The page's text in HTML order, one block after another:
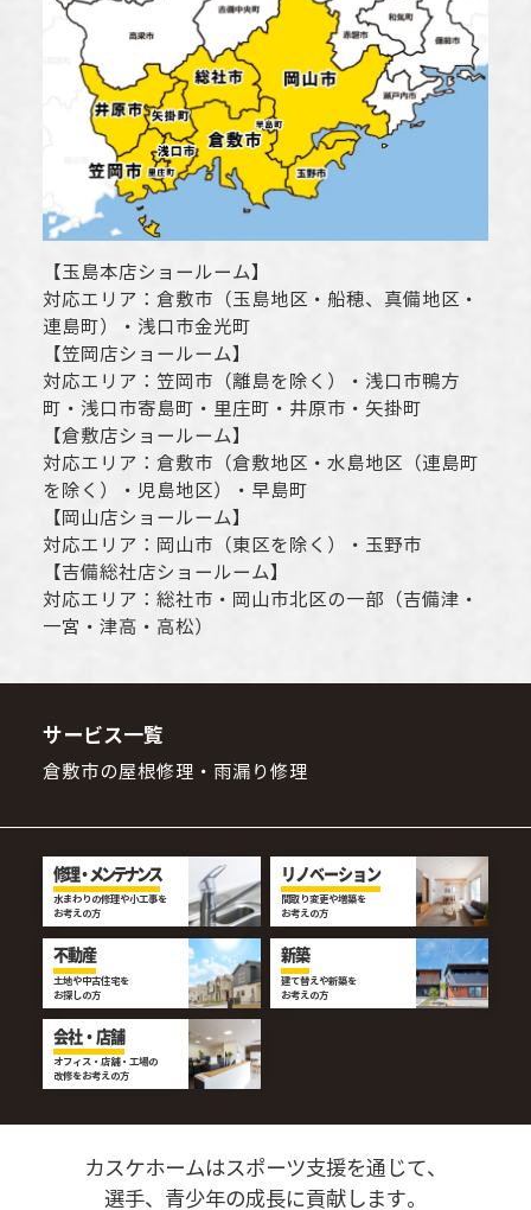
【玉島本店ショールーム】
対応エリア： 倉敷市 （玉島地区・船穂、真備地区・
連島町）・ 浅口市金光町
【笠岡店ショールーム】
対応エリア： 笠岡市（離島を除く） ・ 浅口市鴨方
町・ 浅口市寄島町・里庄町・ 井原市 ・矢掛町
【倉敷店ショールーム】
対応エリア： 倉敷市 （倉敷地区・水島地区（連島町
を除く）・児島地区）・早島町
【 岡山店ショールーム】
対応エリア： 岡山市 （東区を除く）・玉野市
【吉備総社店ショールーム】
対応エリア： 総社市 ・ 岡山市北区の一部（吉備津・
一宮・津高・高松）
サービス一覧
倉敷市の屋根修理・雨漏り修理
修理・メンテナンス
水まわりの修理や小工事を
お考えの方
リノベーション
間取り変更や増築を
お考えの方
不動産
土地や中古住宅を
お探しの方
新築
建て替えや新築を
お考えの方
会社・店舗
オフィス・店舗・工場の
改修をお考えの方
カスケホームはスポーツ支援を通じて、
選手、青少年の成長に貢献します。